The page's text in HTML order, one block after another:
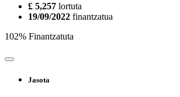
£ 5,257 lortuta
19/09/2022 finantzatua
102% Finantzatuta
Jasota